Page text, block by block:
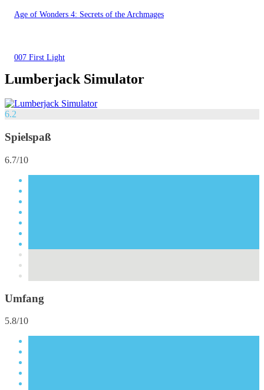
Age of Wonders 4: Secrets of the Archmages
007 First Light
Lumberjack Simulator
6.2
Spielspaß
6.7/10
Umfang
5.8/10